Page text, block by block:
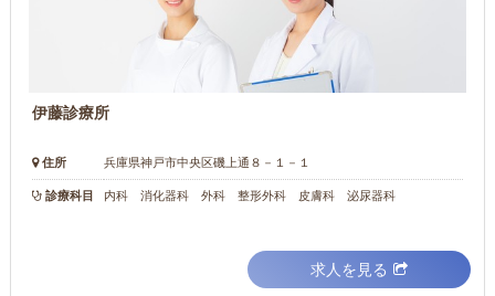
伊藤診療所
住所 兵庫県神戸市中央区磯上通８－１－１
診療科目 内科 消化器科 外科 整形外科 皮膚科 泌尿器科
求人を見る